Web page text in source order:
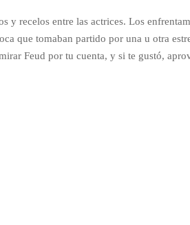
recelos entre las actrices. Los
que tomaban partido por una u otra
Feud por tu cuenta, y si te gustó,